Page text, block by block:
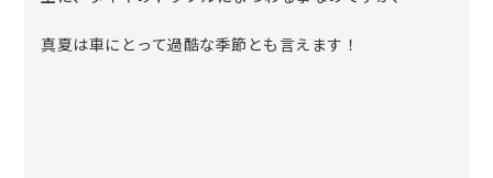
真夏は車にとって過酷な季節とも言えます！